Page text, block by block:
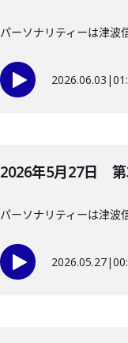
パーソナリティーは津波
2026.06.03 |
2026年5月27日 第
パーソナリティーは津波
2026.05.27|